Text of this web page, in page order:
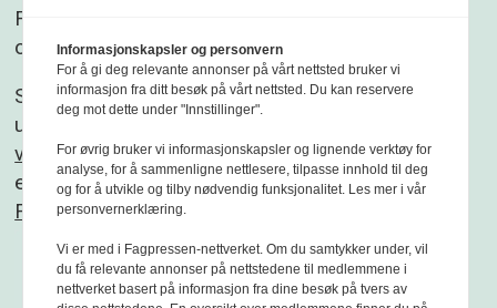
Følg gjerne Sikkerhet og beredskap på
og
Linkedin.
Sikkerhet og beredskap er et redaksjonelt
uavhengig fagblad som redigeres etter
varsom-plakatenogRedaktørplakaten. Fagbladet
er medlem av
Fagpressen
Informasjonskapsler og personvern
For å gi deg relevante annonser på vårt nettsted bruker vi
informasjon fra ditt besøk på vårt nettsted. Du kan reservere
deg mot dette under "Innstillinger".
For øvrig bruker vi informasjonskapsler og lignende verktøy for
analyse, for å sammenligne nettlesere, tilpasse innhold til deg
og for å utvikle og tilby nødvendig funksjonalitet. Les mer i vår
personvernerklæring.
Vi er med i Fagpressen-nettverket. Om du samtykker under, vil
du få relevante annonser på nettstedene til medlemmene i
nettverket basert på informasjon fra dine besøk på tvers av